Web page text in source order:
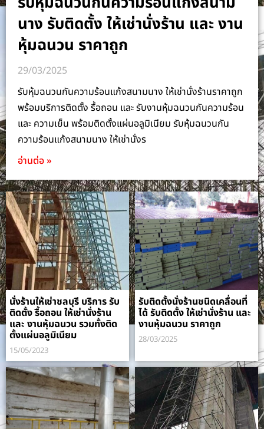
นาง รับติดตั้ง ให้เช่านั่งร้าน และ งาน
หุ้มฉนวน ราคาถูก
29/03/2025
รับหุ้มฉนวนกันความร้อนแก้งสนามนาง ให้เช่านั่งร้านราคาถูก
พร้อมบริการติดตั้ง รื้อถอน และ รับงานหุ้มฉนวนกันความร้อน
และ ความเย็น พร้อมติดตั้งแผ่นอลูมิเนียม รับหุ้มฉนวนกัน
ความร้อนแก้งสนามนาง ให้เช่านั่งร
อ่านต่อ »
นั่งร้านให้เช่าชลบุรี บริการ รับ
ติดตั้ง รื้อถอน ให้เช่านั่งร้าน
และ งานหุ้มฉนวน รวมทั้งติด
ตั้งแผ่นอลูมิเนียม
15/05/2023
รับติดตั้งนั่งร้านชนิดเคลื่อนที่
ได้ รับติดตั้ง ให้เช่านั่งร้าน และ
งานหุ้มฉนวน ราคาถูก
28/03/2025